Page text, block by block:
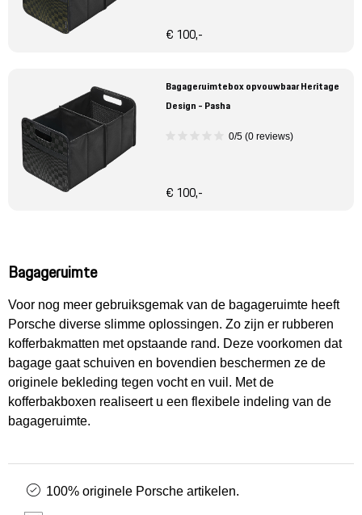
€ 100,-
Bagageruimtebox opvouwbaar Heritage
Design - Pasha
0/5 (0 reviews)
€ 100,-
Bagageruimte
Voor nog meer gebruiksgemak van de bagageruimte heeft
Porsche diverse slimme oplossingen. Zo zijn er rubberen
kofferbakmatten met opstaande rand. Deze voorkomen dat
bagage gaat schuiven en bovendien beschermen ze de
originele bekleding tegen vocht en vuil. Met de
kofferbakboxen realiseert u een flexibele indeling van de
bagageruimte.
100% originele Porsche artikelen.